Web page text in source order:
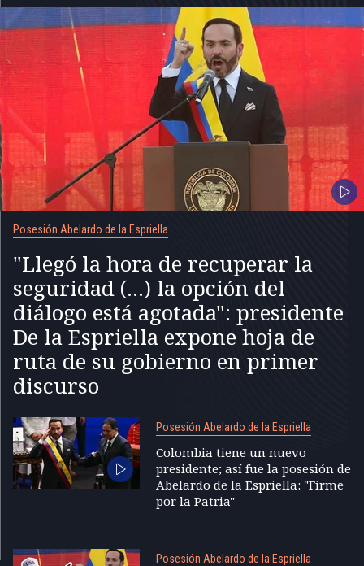
Posesión Abelardo de la Espriella
"Llegó la hora de recuperar la
seguridad (...) la opción del
diálogo está agotada": presidente
De la Espriella expone hoja de
ruta de su gobierno en primer
discurso
Posesión Abelardo de la Espriella
Colombia tiene un nuevo
presidente; así fue la posesión de
Abelardo de la Espriella: "Firme
por la Patria"
Posesión Abelardo de la Espriella